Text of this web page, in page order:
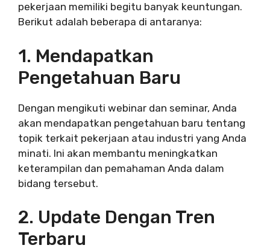
pekerjaan memiliki begitu banyak keuntungan.
Berikut adalah beberapa di antaranya:
1. Mendapatkan
Pengetahuan Baru
Dengan mengikuti webinar dan seminar, Anda
akan mendapatkan pengetahuan baru tentang
topik terkait pekerjaan atau industri yang Anda
minati. Ini akan membantu meningkatkan
keterampilan dan pemahaman Anda dalam
bidang tersebut.
2. Update Dengan Tren
Terbaru